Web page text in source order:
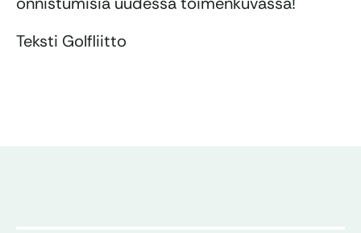
Teksti Golfliitto